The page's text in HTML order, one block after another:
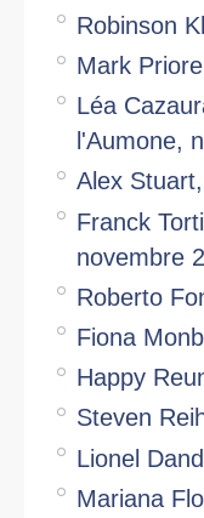
Robinson
Mark
Léa
l'Aumone,
Alex
Franck
novembre
Roberto
Fiona
Happy
Steven
Lionel
Mariana